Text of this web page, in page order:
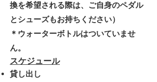
換を希望される際は、ご自身のペダル
とシューズもお持ちください）
＊ウォーターボトルはついていませ
ん。
スケジュール
貸し出し